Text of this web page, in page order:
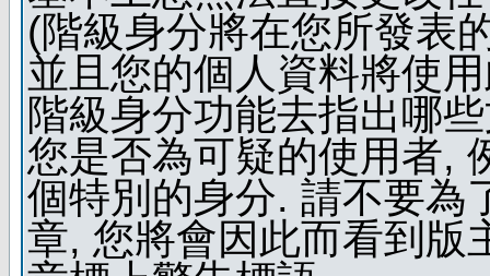
(階級身分將在您所發表
並且您的個人資料將使
階級身分功能去指出哪
您是否為可疑的使用者,
個特別的身分. 請不要為
章, 您將會因此而看到版